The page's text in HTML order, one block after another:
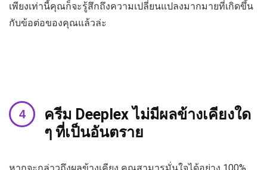
เพียงเท่านี้คุณก็จะรู้สึกถึงความเปลี่ยนแปลงมากมายที่เกิดขึ้น
กับข้อต่อของคุณแล้วล่ะ
ครีม Deeplex ไม่มีผลข้างเคียงใด
ๆ ที่เป็นอันตราย